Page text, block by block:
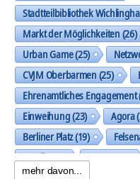
Stadtteilbibliothek
Markt der Möglichkeiten(26)
Urban Game(25)
CVJM Oberbarmen(25)
Ehrenamtliches Engagement
Einweihung(23) Agora
Berliner Platz(19)
Musik(19) Trasse(19)
mehr davon...